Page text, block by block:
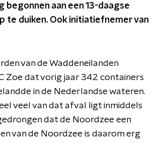
begonnen aan een 13-daagse
te duiken. Ook initiatiefnemer van
van de Waddeneilanden
Zoe dat vorig jaar 342 containers
in de Nederlandse wateren.
veel van dat afval ligt inmiddels
dat de Noordzee een
van de Noordzee is daarom erg